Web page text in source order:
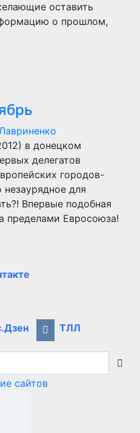
оставить
о прошлом,
в донецком
делегатов
городов-
для
Впервые подобная
пределами Евросоюза!
ТЛЛ